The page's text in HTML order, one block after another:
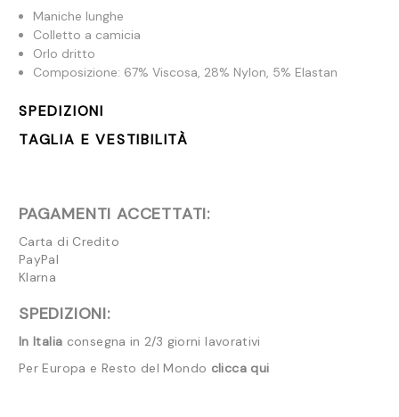
Maniche lunghe
Colletto a camicia
Orlo dritto
Composizione: 67% Viscosa, 28% Nylon, 5% Elastan
SPEDIZIONI
TAGLIA E VESTIBILITÀ
PAGAMENTI ACCETTATI:
Carta di Credito
PayPal
Klarna
SPEDIZIONI:
In Italia consegna in 2/3 giorni lavorativi
Per Europa e Resto del Mondo clicca qui